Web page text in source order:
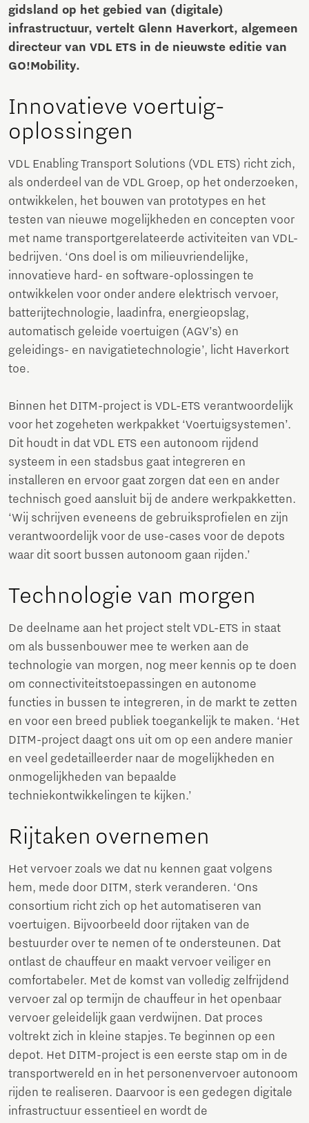
gidsland op het gebied van (digitale)
infrastructuur, vertelt Glenn Haverkort, algemeen
directeur van VDL ETS in de nieuwste editie van
GO!Mobility.
Innovatieve voertuig­
oplossingen
VDL Enabling Transport Solutions (VDL ETS) richt zich,
als onderdeel van de VDL Groep, op het onderzoeken,
ontwikkelen, het bouwen van prototypes en het
testen van nieuwe mogelijkheden en concepten voor
met name transportgerelateerde activiteiten van VDL-
bedrijven. ‘Ons doel is om milieuvriendelijke,
innovatieve hard- en software-oplossingen te
ontwikkelen voor onder andere elektrisch vervoer,
batterijtechnologie, laadinfra, energieopslag,
automatisch geleide voertuig­en (AGV’s) en
geleidings- en navigatietechnologie’, licht Haverkort
toe.
Binnen het DITM-project is VDL-ETS verantwoordelijk
voor het zogeheten werkpakket ‘Voertuig­systemen’.
Dit houdt in dat VDL ETS een autonoom rijdend
systeem in een stadsbus gaat integreren en
installeren en ervoor gaat zorgen dat een en ander
technisch goed aansluit bij de andere werkpakketten.
‘Wij schrijven eveneens de gebruiksprofielen en zijn
verantwoordelijk voor de use-cases voor de depots
waar dit soort bussen autonoom gaan rijden.’
Technologie van morgen
De deelname aan het project stelt VDL-ETS in staat
om als bussenbouwer mee te werken aan de
technologie van morgen, nog meer kennis op te doen
om connectiviteitstoepassingen en autonome
functies in bussen te integreren, in de markt te zetten
en voor een breed publiek toegankelijk te maken. ‘Het
DITM-project daagt ons uit om op een andere manier
en veel gedetailleerder naar de mogelijkheden en
onmogelijkheden van bepaalde
techniekontwikkelingen te kijken.’
Rijtaken overnemen
Het vervoer zoals we dat nu kennen gaat volgens
hem, mede door DITM, sterk veranderen. ‘Ons
consortium richt zich op het automatiseren van
voertuig­en. Bijvoorbeeld door rijtaken van de
bestuurder over te nemen of te ondersteunen. Dat
ontlast de chauffeur en maakt vervoer veiliger en
comfortabeler. Met de komst van volledig zelfrijdend
vervoer zal op termijn de chauffeur in het openbaar
vervoer geleidelijk gaan verdwijnen. Dat proces
voltrekt zich in kleine stapjes. Te beginnen op een
depot. Het DITM-project is een eerste stap om in de
transportwereld en in het personenvervoer autonoom
rijden te realiseren. Daarvoor is een gedegen digitale
infrastructuur essentieel en wordt de